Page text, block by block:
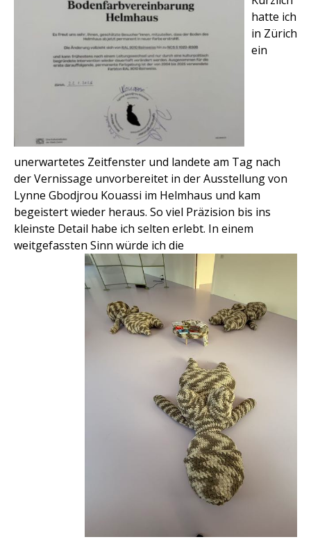
hatte ich
in Zürich
ein
unerwartetes Zeitfenster und landete am Tag nach
der Vernissage unvorbereitet in der Ausstellung von
Lynne Gbodjrou Kouassi im Helmhaus und kam
begeistert wieder heraus. So viel Präzision bis ins
kleinste Detail habe ich selten erlebt. In einem
weitgefassten Sinn würde ich die